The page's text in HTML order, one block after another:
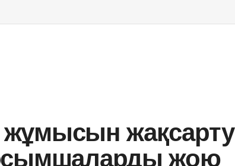
жақсарту
жою